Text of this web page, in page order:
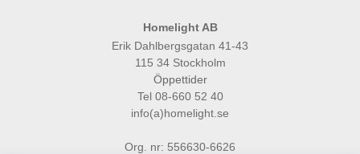
Homelight AB
Erik Dahlbergsgatan 41-43
115 34 Stockholm
Öppettider
Tel 08-660 52 40
info(a)homelight.se
Org. nr: 556630-6626